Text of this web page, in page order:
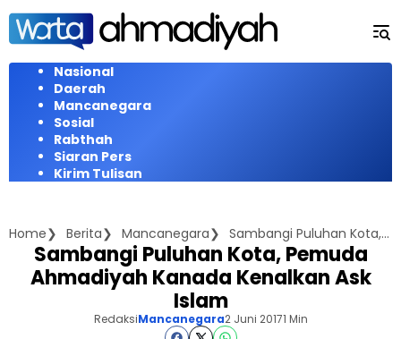
Langsung
konten
Nasional
Daerah
Mancanegara
Sosial
Rabthah
Siaran Pers
Kirim Tulisan
Home Berita Mancanegara Sambangi Puluhan Kota, Pemuda Ahmadiyah Kanada Kenalkan Ask Islam
Sambangi Puluhan Kota, Pemuda
Ahmadiyah Kanada Kenalkan Ask
Islam
RedaksiMancanegara2 Juni 20171 Min